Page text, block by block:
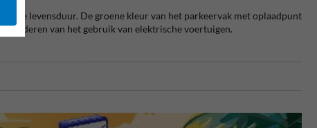
levensduur. De groene kleur van het parkeervak met oplaadpunt
van het gebruik van elektrische voertuigen.